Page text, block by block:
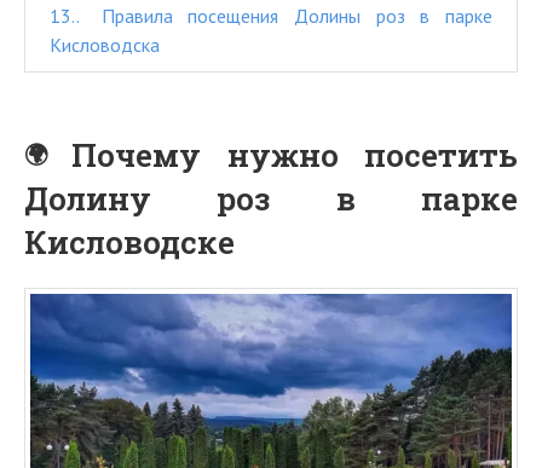
13.
Правила посещения Долины роз в парке
Кисловодска
Почему нужно посетить
Долину роз в парке
Кисловодске